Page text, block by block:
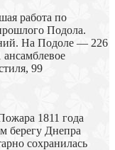
работа по
Подола.
На Подоле — 226
99
1811 года
берегу Днепра
сохранилась